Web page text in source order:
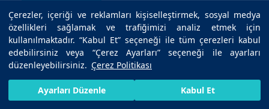
Çerezler, içeriği ve reklamları kişiselleştirmek, sosyal medya
özellikleri sağlamak ve trafiğimizi analiz etmek için
kullanılmaktadır. “Kabul Et” seçeneği ile tüm çerezleri kabul
edebilirsiniz veya “Çerez Ayarları” seçeneği ile ayarları
düzenleyebilirsiniz. Çerez Politikası
Ayarları Düzenle Kabul Et
HIZLI RANDEVU AL BIZE ULAŞIN